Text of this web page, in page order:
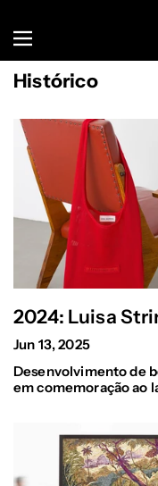
Menu
Histórico
2024: Luisa
Jun 13, 2025
Desenvolvimento de
em comemoração ao